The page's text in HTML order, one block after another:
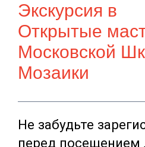
Экскурсия в
Открытые
Московской
Мозаики
Не забудьте
перед посещением